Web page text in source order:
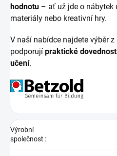
hodnotu – ať už jde o nábytek
materiály nebo kreativní hry.
V naší nabídce najdete výběr
podporují praktické
učení.
Výrobní
společnost :